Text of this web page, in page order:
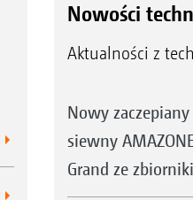
Nowości
Aktualności z
Nowy
siewny
Grand ze